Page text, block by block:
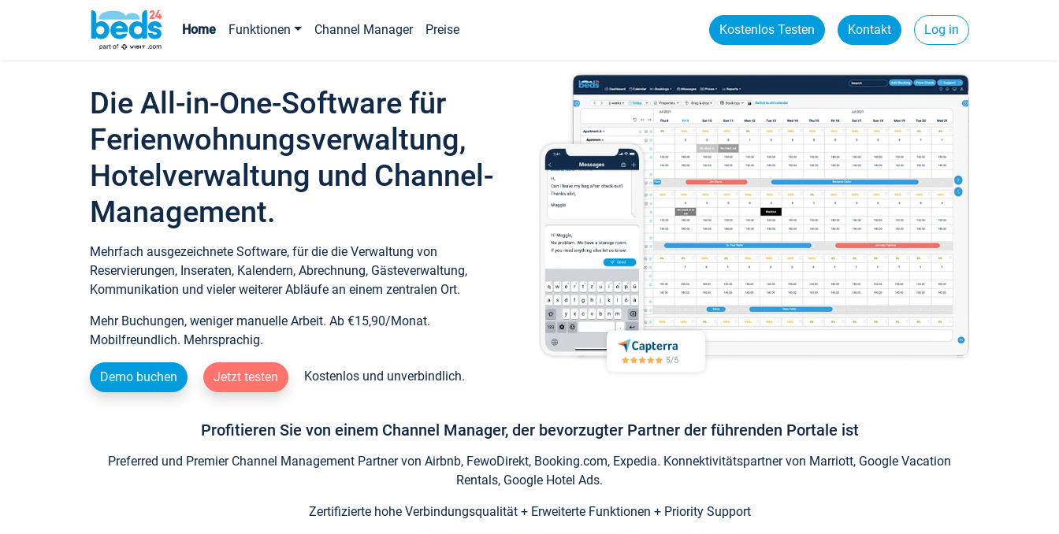
Home Funktionen Channel Manager Preise Kostenlos Testen Kontakt Log in
Die All-in-One-Software für
Ferienwohnungsverwaltung,
Hotelverwaltung und Channel-
Management.
Mehrfach ausgezeichnete Software, für die die Verwaltung von
Reservierungen, Inseraten, Kalendern, Abrechnung, Gästeverwaltung,
Kommunikation und vieler weiterer Abläufe an einem zentralen Ort.
Mehr Buchungen, weniger manuelle Arbeit. Ab €15,90/Monat.
Mobilfreundlich. Mehrsprachig.
Demo buchen Jetzt testen Kostenlos und unverbindlich.
Profitieren Sie von einem Channel Manager, der bevorzugter Partner der führenden Portale ist
Preferred und Premier Channel Management Partner von Airbnb, FewoDirekt, Booking.com, Expedia. Konnektivitätspartner von Marriott, Google Vacation
Rentals, Google Hotel Ads.
Zertifizierte hohe Verbindungsqualität + Erweiterte Funktionen + Priority Support